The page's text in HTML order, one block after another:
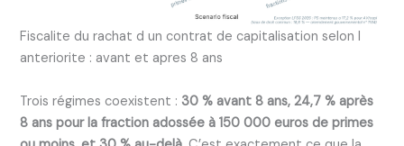
Fiscalite du rachat d un contrat de capitalisation selon l
anteriorite : avant et apres 8 ans
Trois régimes coexistent : 30 % avant 8 ans, 24,7 % après
8 ans pour la fraction adossée à 150 000 euros de primes